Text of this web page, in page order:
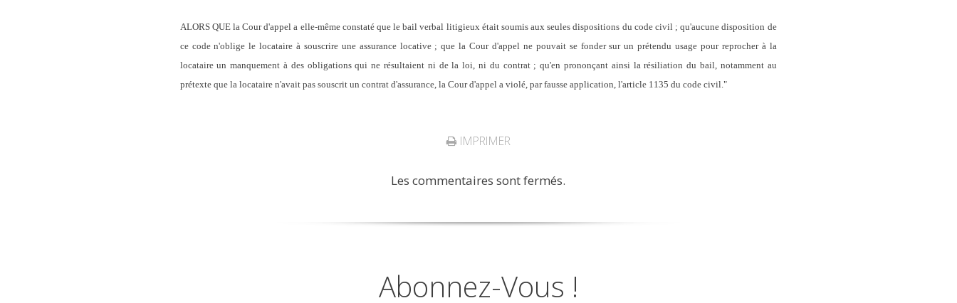
ALORS QUE la Cour d'appel a elle-même constaté que le bail verbal litigieux était soumis aux seules dispositions du code civil ; qu'aucune disposition de
ce code n'oblige le locataire à souscrire une assurance locative ; que la Cour d'appel ne pouvait se fonder sur un prétendu usage pour reprocher à la
locataire un manquement à des obligations qui ne résultaient ni de la loi, ni du contrat ; qu'en prononçant ainsi la résiliation du bail, notamment au
prétexte que la locataire n'avait pas souscrit un contrat d'assurance, la Cour d'appel a violé, par fausse application, l'article 1135 du code civil."
IMPRIMER
Les commentaires sont fermés.
Abonnez-Vous !